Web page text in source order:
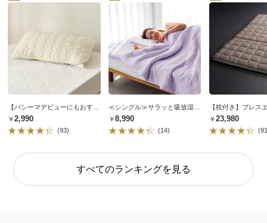
￥2,990
(93)
￥8,990
(14)
￥23,980
すべてのランキングを見る